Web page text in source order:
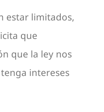
estar limitados,
que
que la ley nos
intereses